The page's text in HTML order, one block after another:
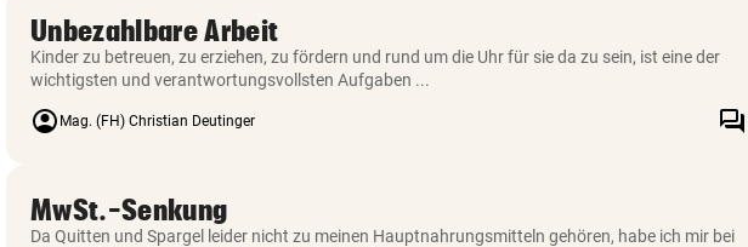
Unbezahlbare Arbeit
Kinder zu betreuen, zu erziehen, zu fördern und rund um die Uhr für sie da zu sein, ist eine der
wichtigsten und verantwortungsvollsten Aufgaben ...
account_circle Mag. (FH) Christian Deutinger forum
MwSt.-Senkung
Da Quitten und Spargel leider nicht zu meinen Hauptnahrungsmitteln gehören, habe ich mir bei